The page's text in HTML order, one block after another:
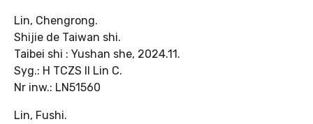
Lin, Chengrong.
Shijie de Taiwan shi.
Taibei shi : Yushan she, 2024.11.
Syg.: H TCZS II Lin C.
Nr inw.: LN51560
Lin, Fushi.